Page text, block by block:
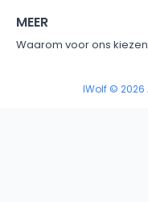
MEER
Waarom voor ons kiezen
IWolf © 2026